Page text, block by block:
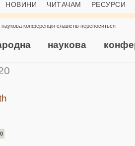
НОВИНИ ЧИТАЧАМ РЕСУРСИ
конференція славістів переноситься
наукова